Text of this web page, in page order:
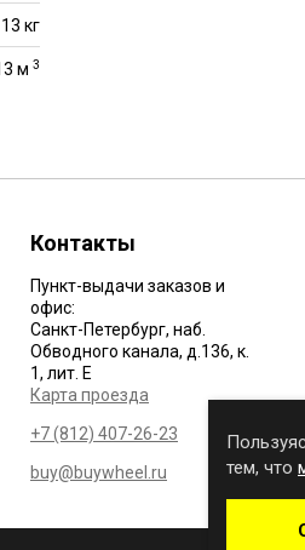
13 кг
м 3
Контакты
Пункт-выдачи заказов и
офис:
Санкт-Петербург, наб.
Обводного канала, д.136, к.
1, лит. Е
Карта проезда
+7 (812) 407-26-23
buy@buywheel.ru
тем, что